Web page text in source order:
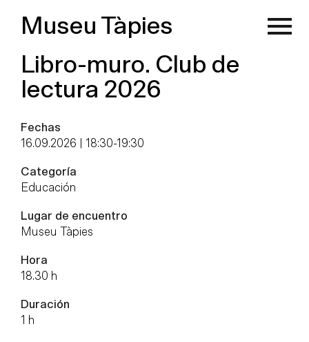
Museu Tàpies
Libro-muro. Club de
lectura 2026
Fechas
16.09.2026 | 18:30-19:30
Categoría
Educación
Lugar de encuentro
Museu Tàpies
Hora
18.30 h
Duración
1 h